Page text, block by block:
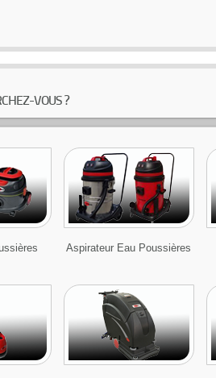
VOUS ?
Aspirateur Eau Poussières